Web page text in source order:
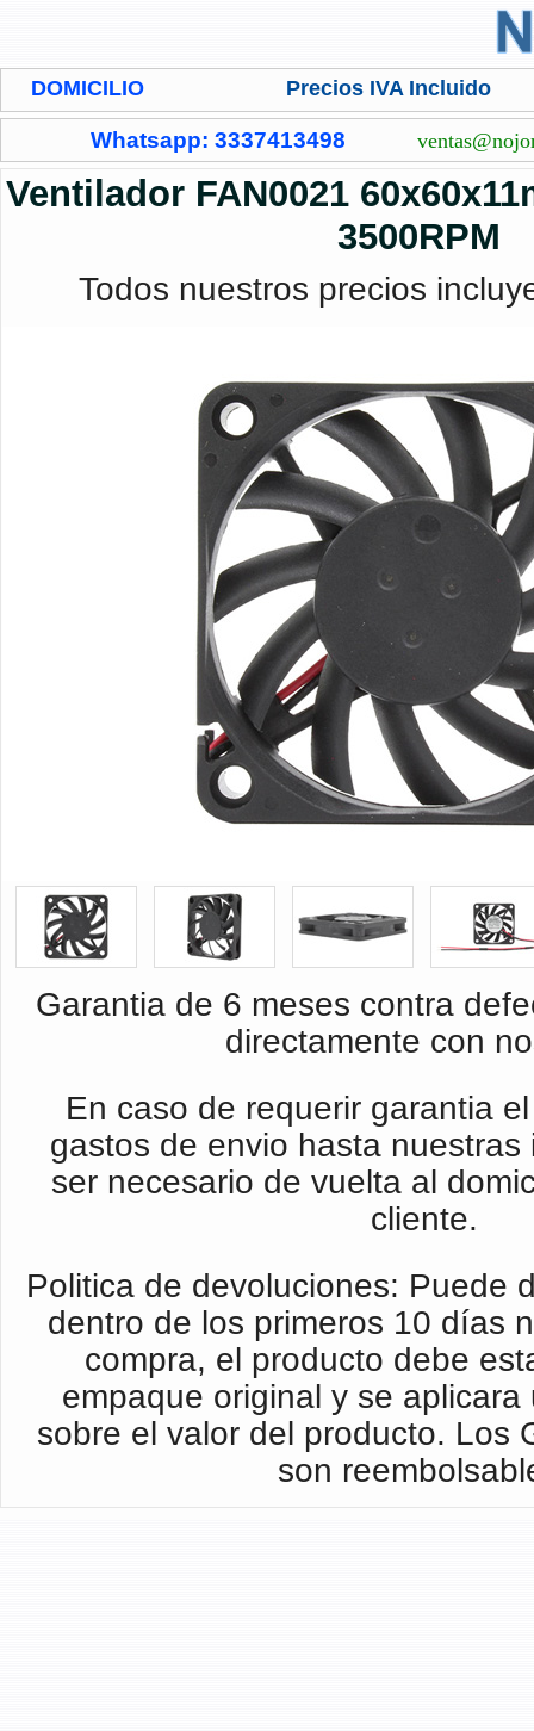
DOMICILIO Precios IVA Incluido
Whatsapp: 3337413498
Ventilador FAN0021
3500RPM
Todos nuestros precios
Garantia de 6 meses contra
directamente con
En caso de requerir garantia
gastos de envio hasta nuestras
ser necesario de vuelta al
cliente.
Politica de devoluciones: Puede
dentro de los primeros 10 días
compra, el producto debe
empaque original y se
sobre el valor del producto. Los
son